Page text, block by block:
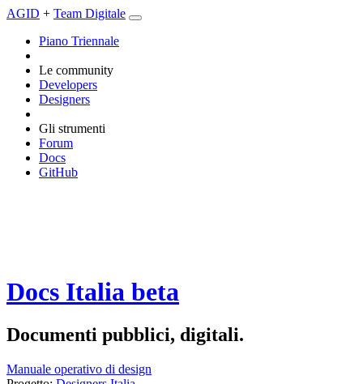
AGID + Team Digitale
Piano Triennale
Le community
Developers
Designers
Gli strumenti
Forum
Docs
GitHub
Docs Italia beta
Documenti pubblici, digitali.
Manuale operativo di design